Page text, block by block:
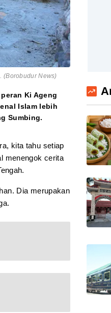
(Borobudur News)
Ki Ageng
Islam lebih
Sumbing.
kita tahu setiap
menengok cerita
Dia merupakan